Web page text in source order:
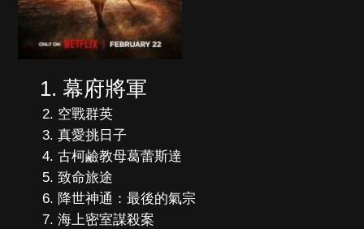
幕府將軍
空戰群英
真愛挑日子
古柯鹼教母葛蕾斯達
致命旅途
降世神通：最後的氣宗
海上密室謀殺案